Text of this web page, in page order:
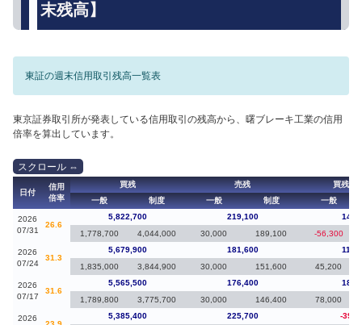
末残高】
東証の週末信用取引残高一覧表
東京証券取引所が発表している信用取引の残高から、曙ブレーキ工業の信用
倍率を算出しています。
日付
信用
倍率
買残 売残
買残（
一般
制度 一般 制度 一般
2026
07/31
26.6
5,822,700 219,100
1,778,700
4,044,000 30,000 189,100 -56,300
2026
07/24
31.3
5,679,900 181,600
1,835,000
3,844,900 30,000 151,600 45,200
2026
07/17
31.6
5,565,500 176,400
1,789,800
3,775,700 30,000 146,400 78,000
2026
5,385,400 225,700
-